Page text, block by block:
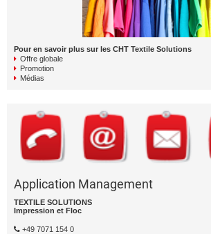
Pour en savoir plus sur les CHT Textile Solutions
Offre globale
Promotion
Médias
Application Management
TEXTILE SOLUTIONS
Impression et Floc
+49 7071 154 0